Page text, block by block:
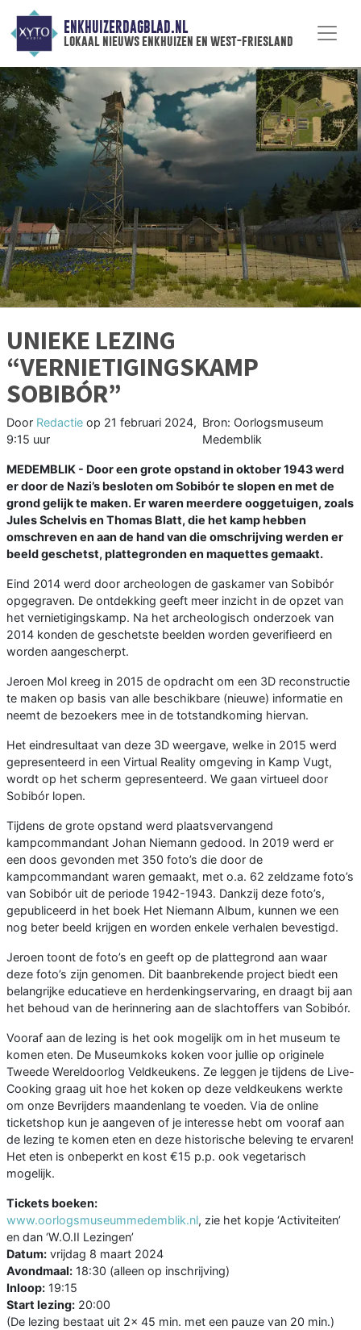
ENKHUIZERDAGBLAD.NL
lokaal nieuws enkhuizen en west-friesland
UNIEKE LEZING
“VERNIETIGINGSKAMP
SOBIBÓR”
Door Redactie op 21 februari 2024,
9:15 uur
Bron: Oorlogsmuseum
Medemblik
MEDEMBLIK - Door een grote opstand in oktober 1943 werd
er door de Nazi’s besloten om Sobibór te slopen en met de
grond gelijk te maken. Er waren meerdere ooggetuigen, zoals
Jules Schelvis en Thomas Blatt, die het kamp hebben
omschreven en aan de hand van die omschrijving werden er
beeld geschetst, plattegronden en maquettes gemaakt.
Eind 2014 werd door archeologen de gaskamer van Sobibór
opgegraven. De ontdekking geeft meer inzicht in de opzet van
het vernietigingskamp. Na het archeologisch onderzoek van
2014 konden de geschetste beelden worden geverifieerd en
worden aangescherpt.
Jeroen Mol kreeg in 2015 de opdracht om een 3D reconstructie
te maken op basis van alle beschikbare (nieuwe) informatie en
neemt de bezoekers mee in de totstandkoming hiervan.
Het eindresultaat van deze 3D weergave, welke in 2015 werd
gepresenteerd in een Virtual Reality omgeving in Kamp Vugt,
wordt op het scherm gepresenteerd. We gaan virtueel door
Sobibór lopen.
Tijdens de grote opstand werd plaatsvervangend
kampcommandant Johan Niemann gedood. In 2019 werd er
een doos gevonden met 350 foto’s die door de
kampcommandant waren gemaakt, met o.a. 62 zeldzame foto’s
van Sobibór uit de periode 1942-1943. Dankzij deze foto’s,
gepubliceerd in het boek Het Niemann Album, kunnen we een
nog beter beeld krijgen en worden enkele verhalen bevestigd.
Jeroen toont de foto’s en geeft op de plattegrond aan waar
deze foto’s zijn genomen. Dit baanbrekende project biedt een
belangrijke educatieve en herdenkingservaring, en draagt bij aan
het behoud van de herinnering aan de slachtoffers van Sobibór.
Vooraf aan de lezing is het ook mogelijk om in het museum te
komen eten. De Museumkoks koken voor jullie op originele
Tweede Wereldoorlog Veldkeukens. Ze leggen je tijdens de Live-
Cooking graag uit hoe het koken op deze veldkeukens werkte
om onze Bevrijders maandenlang te voeden. Via de online
ticketshop kun je aangeven of je interesse hebt om vooraf aan
de lezing te komen eten en deze historische beleving te ervaren!
Het eten is onbeperkt en kost €15 p.p. ook vegetarisch
mogelijk.
Tickets boeken:
www.oorlogsmuseummedemblik.nl, zie het kopje ‘Activiteiten’
en dan ‘W.O.II Lezingen’
Datum: vrijdag 8 maart 2024
Avondmaal: 18:30 (alleen op inschrijving)
Inloop: 19:15
Start lezing: 20:00
(De lezing bestaat uit 2x 45 min. met een pauze van 20 min.)